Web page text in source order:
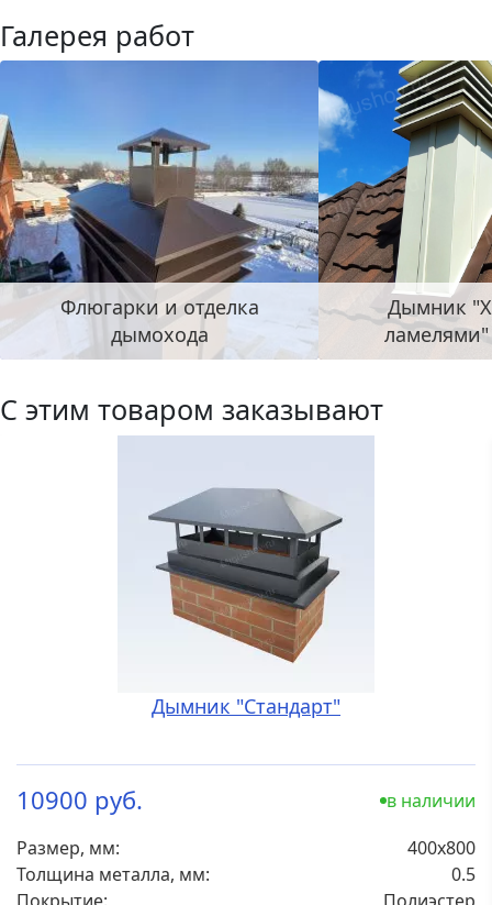
Галерея работ
Флюгарки и отделка
дымохода
Дымник
С этим товаром заказывают
Дымник "Стандарт"
10900 руб.
в наличии
Размер, мм:
400х800
Толщина металла, мм:
0.5